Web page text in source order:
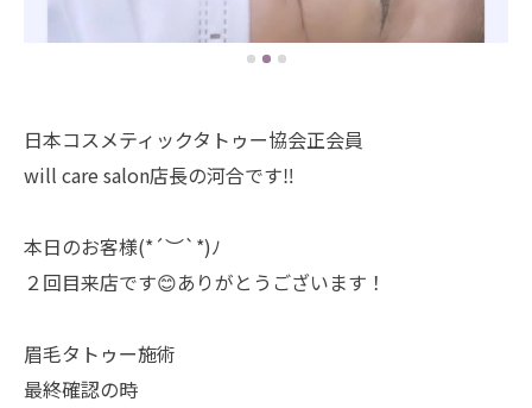
日本コスメティックタトゥー協会正会員
will care salon店長の河合です‼︎
本日のお客様(*´︶`*)ﾉ
２回目来店です😊ありがとうございます！
眉毛タトゥー施術
最終確認の時